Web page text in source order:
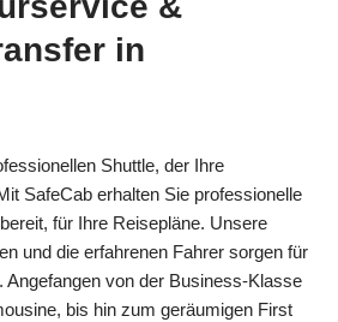
in
Shuttle, der Ihre
SafeCab erhalten Sie professionelle
für Ihre Reisepläne. Unsere
und die erfahrenen Fahrer sorgen für
Angefangen von der Business-Klasse
bis hin zum geräumigen First